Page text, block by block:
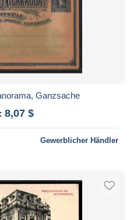
Ganzsache
8,07 $
Gewerblicher Händler